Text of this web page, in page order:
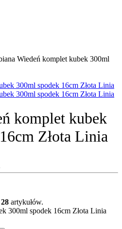
Wiedeń komplet kubek 300ml
komplet kubek
Złota Linia
28 artykułów.
300ml spodek 16cm Złota Linia